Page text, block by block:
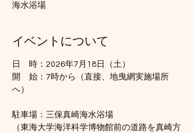
海水浴場
イベントについて
日　時：2026年7月18日（土）
開　始：7時から（直接、地曳網実施場所
へ）
駐車場：三保真崎海水浴場
（東海大学海洋科学博物館前の道路を真崎方